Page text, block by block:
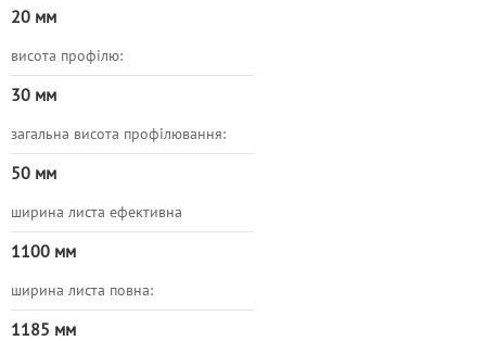
20 мм
висота профілю:
30 мм
загальна висота профілювання:
50 мм
ширина листа ефективна
1100 мм
ширина листа повна:
1185 мм